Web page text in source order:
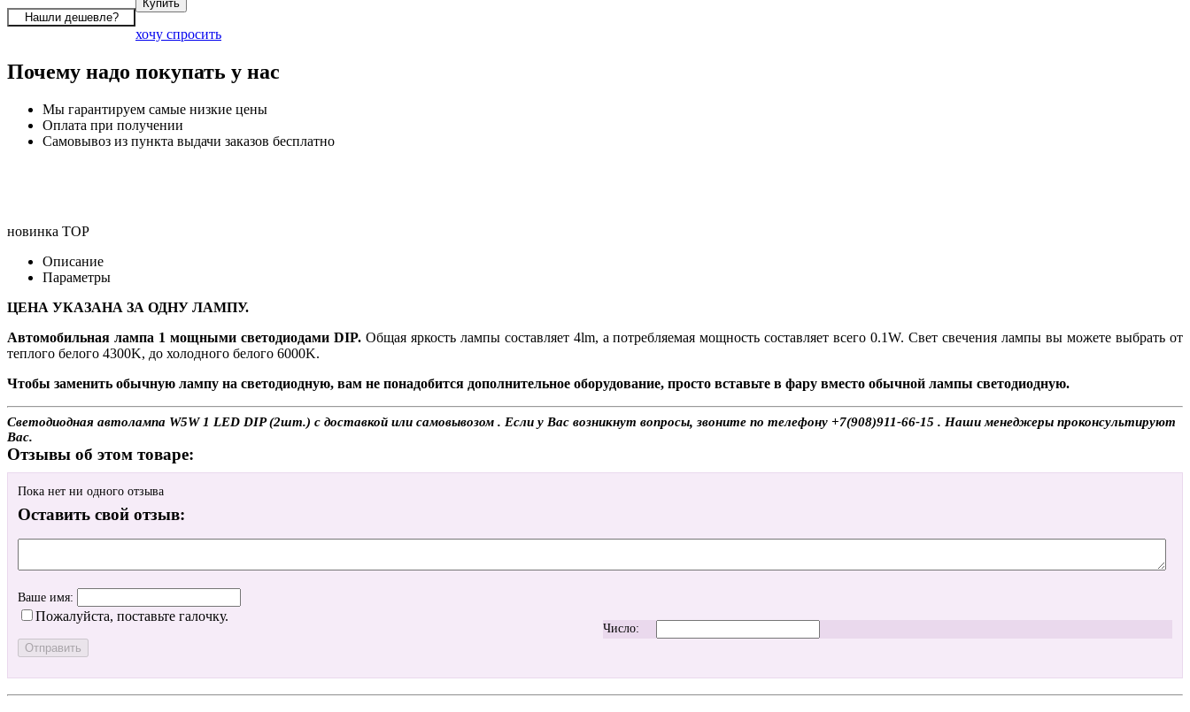
хочу спросить
Почему надо покупать у нас
Мы гарантируем самые низкие цены
Оплата при получении
Самовывоз из пункта выдачи заказов бесплатно
новинка TOP
Описание
Параметры
ЦЕНА УКАЗАНА ЗА ОДНУ ЛАМПУ.
Автомобильная лампа 1 мощными светодиодами DIP.Общая яркость лампы составляет 4lm, а потребляемая мощность составляет всего 0.1W. Свет свечения лампы вы можете выбрать от
теплого белого 4300K, до холодного белого 6000K.
Чтобы заменить обычную лампу на светодиодную, вам не понадобится дополнительное оборудование, просто вставьте в фару вместо обычной лампы светодиодную.
Светодиодная автолампа W5W 1 LED DIP (2шт.) с доставкой или самовывозом . Если у Вас возникнут вопросы, звоните по телефону +7(908)911-66-15 . Наши менеджеры проконсультируют
Вас.
Отзывы об этом товаре:
Пока нет ни одного отзыва
Оставить свой отзыв:
Ваше имя:
Пожалуйста, поставьте галочку.
Число: